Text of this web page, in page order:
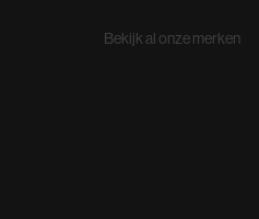
Bekijk al onze merken